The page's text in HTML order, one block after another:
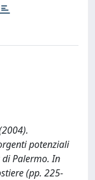
potenziali
Palermo. In
(pp. 225-